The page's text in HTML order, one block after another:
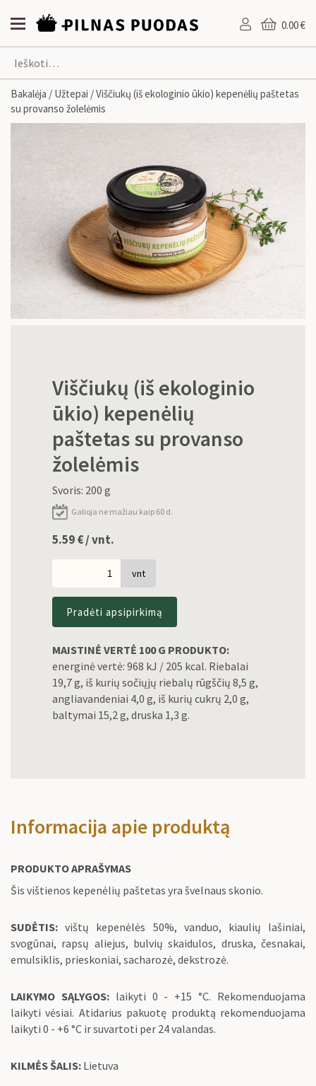
0.00 €
Bakalėja / Užtepai / Viščiukų (iš ekologinio ūkio) kepenėlių paštetas
su provanso žolelėmis
Viščiukų (iš ekologinio
ūkio) kepenėlių
paštetas su provanso
žolelėmis
Svoris: 200 g
Galioja ne mažiau kaip 60 d.
5.59€/ vnt.
vnt
Pradėti apsipirkimą
MAISTINĖ VERTĖ 100 G PRODUKTO:
energinė vertė: 968 kJ / 205 kcal. Riebalai
19,7 g, iš kurių sočiųjų riebalų rūgščių 8,5 g,
angliavandeniai 4,0 g, iš kurių cukrų 2,0 g,
baltymai 15,2 g, druska 1,3 g.
Informacija apie produktą
PRODUKTO APRAŠYMAS
Šis vištienos kepenėlių paštetas yra švelnaus skonio.
SUDĖTIS: vištų kepenėlės 50%, vanduo, kiaulių lašiniai,
svogūnai, rapsų aliejus, bulvių skaidulos, druska, česnakai,
emulsiklis, prieskoniai, sacharozė, dekstrozė.
LAIKYMO SĄLYGOS:laikyti 0 - +15 °C. Rekomenduojama
laikyti vėsiai. Atidarius pakuotę produktą rekomenduojama
laikyti 0 - +6 °C ir suvartoti per 24 valandas.
KILMĖS ŠALIS: Lietuva